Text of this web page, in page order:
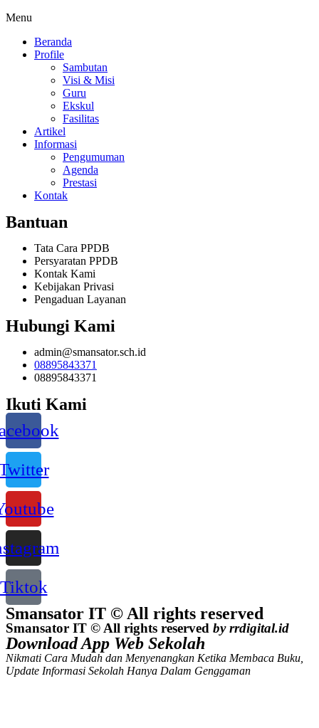
Menu
Beranda
Profile
Sambutan
Visi & Misi
Guru
Ekskul
Fasilitas
Artikel
Informasi
Pengumuman
Agenda
Prestasi
Kontak
Bantuan
Tata Cara PPDB
Persyaratan PPDB
Kontak Kami
Kebijakan Privasi
Pengaduan Layanan
Hubungi Kami
admin@smansator.sch.id
08895843371
08895843371
Ikuti Kami
Tiktok
Smansator IT © All rights reserved
Smansator IT © All rights reserved by rrdigital.id
Download App Web Sekolah
Nikmati Cara Mudah dan Menyenangkan Ketika Membaca Buku,
Update Informasi Sekolah Hanya Dalam Genggaman